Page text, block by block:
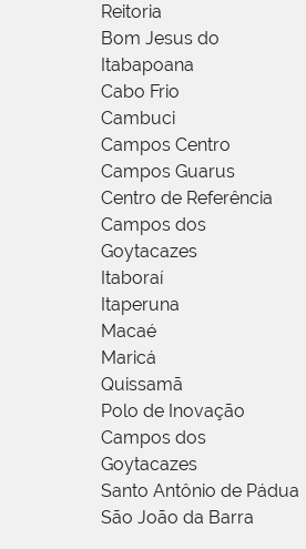
Reitoria
Bom Jesus do
Itabapoana
Cabo Frio
Cambuci
Campos Centro
Campos Guarus
Centro de Referência
Campos dos
Goytacazes
Itaboraí
Itaperuna
Macaé
Maricá
Quissamã
Polo de Inovação
Campos dos
Goytacazes
Santo Antônio de Pádua
São João da Barra